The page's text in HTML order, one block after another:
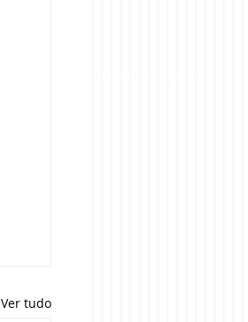
Ver tudo